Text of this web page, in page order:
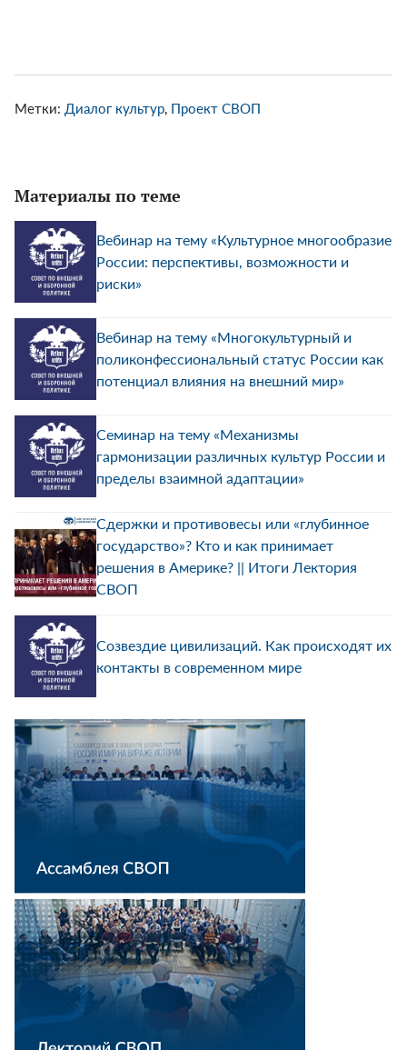
Метки: Диалог культур, Проект СВОП
Материалы по теме
Вебинар на тему «Культурное многообразие
России: перспективы, возможности и
риски»
Вебинар на тему «Многокультурный и
поликонфессиональный статус России как
потенциал влияния на внешний мир»
Семинар на тему «Механизмы
гармонизации различных культур России и
пределы взаимной адаптации»
Сдержки и противовесы или «глубинное
государство»? Кто и как принимает
решения в Америке? || Итоги Лектория
СВОП
Созвездие цивилизаций. Как происходят их
контакты в современном мире